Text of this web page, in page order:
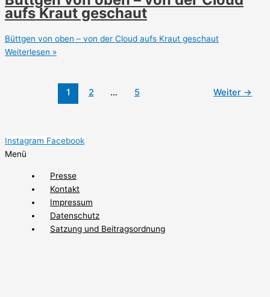
aufs Kraut geschaut
Büttgen von oben – von der Cloud aufs Kraut geschaut
Weiterlesen »
1 2 … 5 Weiter →
Instagram Facebook
Menü
Presse
Kontakt
Impressum
Datenschutz
Satzung und Beitragsordnung